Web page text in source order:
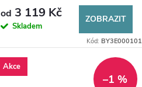
od 3 119 Kč
Skladem
ZOBRAZIT
Kód: BY3E000101
Akce
–1 %